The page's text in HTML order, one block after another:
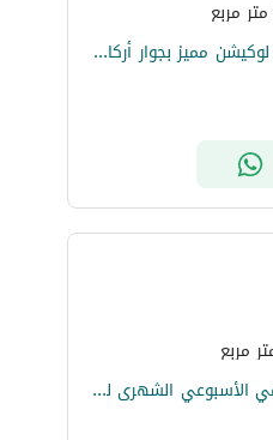
للايجار بالشيخ زايد كمبوند زايد هايتس لوكيشن مميز بجوار أركان مول من مدخل زايد 3 من وصله دهشور شقه مميزه جدا تشطيب سوبر لوكس ح
استوديو غرفة بحمام خاص للإيجار اليومي الأسبوعي الشهرى للأسر والعائلات